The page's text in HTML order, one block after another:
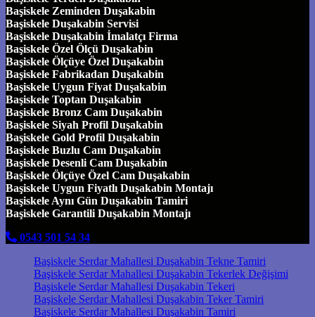
Başiskele Zeminden Duşakabin
Başiskele Duşakabin Servisi
Başiskele Duşakabin İmalatçı Firma
Başiskele Özel Ölçü Duşakabin
Başiskele Ölçüye Özel Duşakabin
Başiskele Fabrikadan Duşakabin
Başiskele Uygun Fiyat Duşakabin
Başiskele Toptan Duşakabin
Başiskele Bronz Cam Duşakabin
Başiskele Siyah Profil Duşakabin
Başiskele Gold Profil Duşakabin
Başiskele Buzlu Cam Duşakabin
Başiskele Desenli Cam Duşakabin
Başiskele Ölçüye Özel Cam Duşakabin
Başiskele Uygun Fiyatlı Duşakabin Montajı
Başiskele Aynı Gün Duşakabin Tamiri
Başiskele Garantili Duşakabin Montajı
0543 501 54 34
Başiskele Serdar Mahallesi Duşakabin Tekne Tamiri
Başiskele Serdar Mahallesi Duşakabin Tekerlek Değişimi
Başiskele Serdar Mahallesi Duşakabin Tekeri
Başiskele Serdar Mahallesi Duşakabin Teker Tamiri
Başiskele Serdar Mahallesi Duşakabin Tamiri